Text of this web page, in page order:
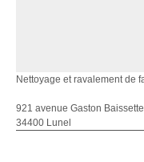
Nettoyage et ravalement de
921 avenue Gaston Baissette
34400 Lunel